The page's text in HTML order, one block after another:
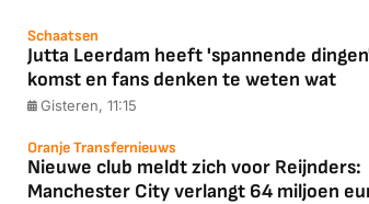
Schaatsen
Jutta Leerdam heeft 'spannende
komst en fans denken te weten wat
Gisteren, 11:15
Oranje Transfernieuws
Nieuwe club meldt zich voor Reijnders:
Manchester City verlangt 64 miljoen